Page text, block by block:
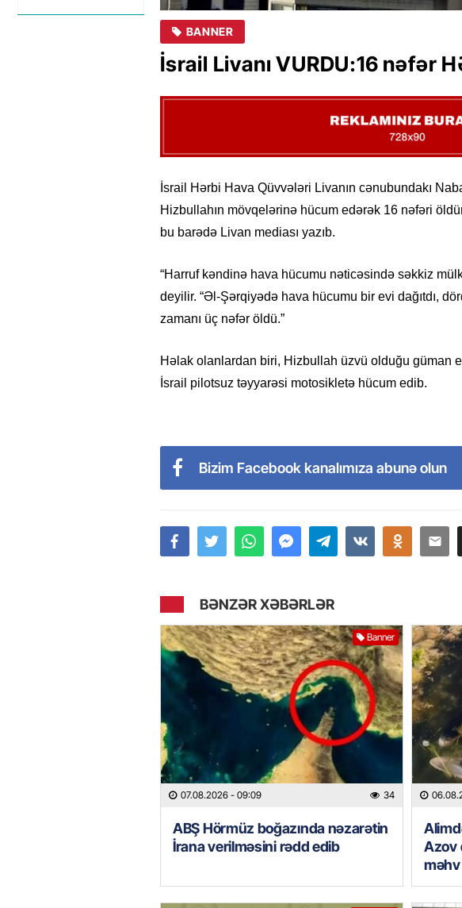
BANNER
İsrail Livanı VURDU:16 nəfər
İsrail Hərbi Hava Qüvvələri Livanın cənubundakı
Hizbullahın mövqelərinə hücum edərək 16 nəfəri
bu barədə Livan mediası yazıb.
“Harruf kəndinə hava hücumu nəticəsində səkkiz
deyilir. “Əl-Şərqiyədə hava hücumu bir evi dağıtdı,
zamanı üç nəfər öldü.”
Həlak olanlardan biri, Hizbullah üzvü olduğu güman
İsrail pilotsuz təyyarəsi motosikletə hücum edib.
Bizim Facebook kanalımıza abunə olun
BƏNZƏR XƏBƏRLƏR
Banner
07.08.2026 - 09:09 34
ABŞ Hörmüz boğazında nəzarətin
İrana verilməsini rədd edib
Azov